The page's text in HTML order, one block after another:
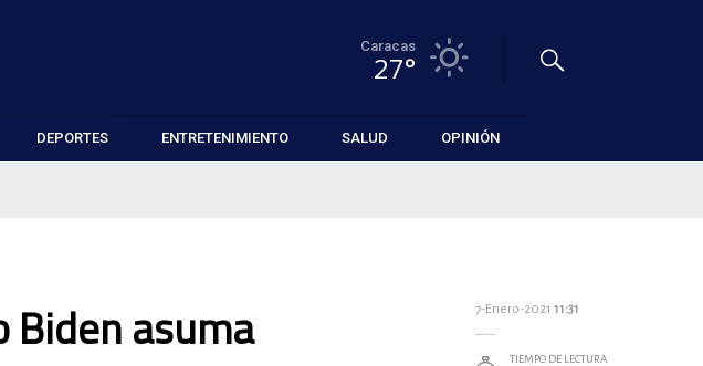
Caracas
27°
DEPORTES ENTRETENIMIENTO SALUD OPINIÓN
Biden asuma 7-Enero-2021 11:31
TIEMPO DE LECTURA